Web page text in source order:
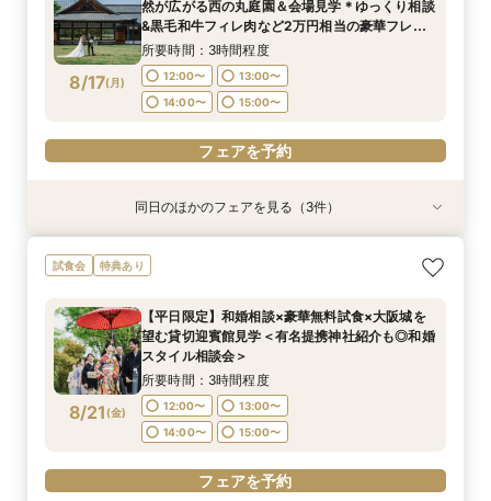
8/16(日) 8:45〜
9:00〜
15:00〜
15:15〜
フェアを予約
8/16(日) 8:45〜
9:00〜
15:00〜
15:15〜
フェアを予約
8/16(日) 8:45〜
9:00〜
15:00〜
15:15〜
フェアを予約
8/16(日)
フェアを予約
8/17(月)
然が広がる西の丸庭園＆会場見学＊ゆっくり相談
&黒毛和牛フィレ肉など2万円相当の豪華フレン
チコース
所要時間：3時間程度
12:00〜
13:00〜
14:00〜
15:00〜
フェアを予約
特典あり
8/17(月)
＜オリジナルウェディング＞2万坪の庭園満喫×
会場見学×国産和牛フィレ肉など豪華試食付＊貸
所要時間：3時間程度
12:00〜
14:00〜
15:00〜
フェアを予約
特典あり
8/17(月)
【20名〜ご婚礼がお得】平日限定★ガーデン
チャペル&貸切迎賓館ALL見学会×おもてなしを
会
所要時間：3時間程度
12:00〜
14:00〜
15:00〜
フェアを予約
特典あり
8/17(月)
【平日限定】和婚相談×豪華無料試食×大阪城を
望む貸切迎賓館見学＜有名提携神社紹介も◎和婚
所要時間：3時間程度
12:00〜
14:00〜
15:00〜
フェアを予約
同日のほかのフェアを見る（3件）
試食会 特典あり
8/21 (金)
【平日限定】和婚相談×豪華無料試食×大阪城を
望む貸切迎賓館見学＜有名提携神社紹介も◎和婚
スタイル相談会＞
所要時間：3時間程度
12:00〜
13:00〜
14:00〜
15:00〜
フェアを予約